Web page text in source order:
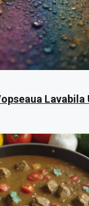
Lavabila